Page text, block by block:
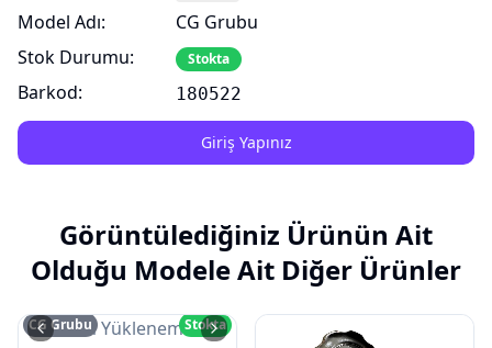
Model Adı:
Stok Durumu:
Barkod:
CG Grubu
Stokta
180522
Giriş Yapınız
Görüntülediğiniz Ürünün Ait
Olduğu Modele Ait Diğer Ürünler
Resim Yüklenemedi
CG Grubu
Stokta